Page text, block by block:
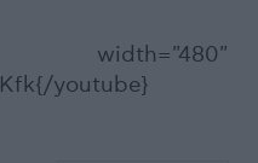
youtube}